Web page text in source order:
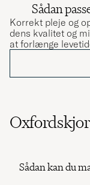
Sådan
Korrekt pleje og
dens kvalitet og
at forlænge
Sådan kan du